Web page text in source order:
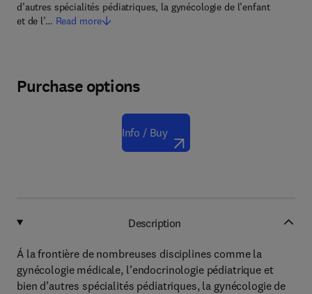
d’autres spécialités pédiatriques, la gynécologie de l’enfant
et de l’… Read more
Purchase options
Info / Buy
Description
Á la frontière de nombreuses disciplines comme la
gynécologie médicale, l’endocrinologie pédiatrique et
bien d’autres spécialités pédiatriques, la gynécologie de